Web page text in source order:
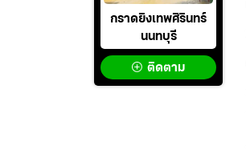
กราดยิงเทพศิรินทร์
นนทบุรี
ติดตาม